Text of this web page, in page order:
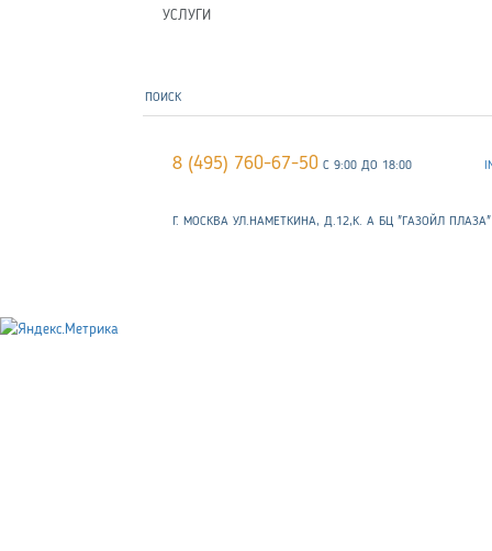
УСЛУГИ
8 (495) 760-67-50 С 9:00 ДО 18:00
Г. МОСКВА УЛ.НАМЕТКИНА, Д.12,К. А БЦ "ГАЗОЙЛ ПЛАЗА"